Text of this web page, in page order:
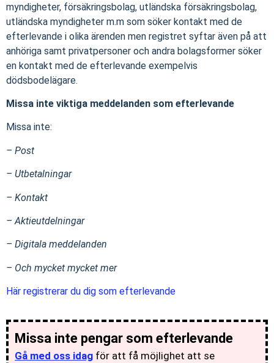
myndigheter, försäkringsbolag, utländska försäkringsbolag,
utländska myndigheter m.m som söker kontakt med de
efterlevande i olika ärenden men registret syftar även på att
anhöriga samt privatpersoner och andra bolagsformer söker
en kontakt med de efterlevande exempelvis
dödsbodelägare.
Missa inte viktiga meddelanden som efterlevande
Missa inte:
– Post
– Utbetalningar
– Kontakt
– Aktieutdelningar
– Digitala meddelanden
– Och mycket mycket mer
Här registrerar du dig som efterlevande
Missa inte pengar som efterlevande
Gå med oss idag för att få möjlighet att se